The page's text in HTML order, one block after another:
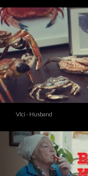
VIci - Husband